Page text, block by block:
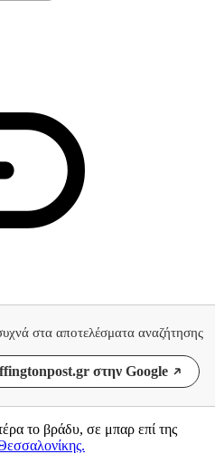
στα αποτελέσματα αναζήτησης
στην Google
το βράδυ, σε μπαρ επί της